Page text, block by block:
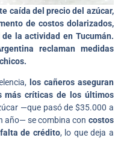
caída del precio del azúcar,
de costos dolarizados,
la actividad en Tucumán.
reclaman medidas
los cañeros aseguran
más críticas de los últimos
—que pasó de $35.000 a
año— se combina con costos
de crédito, lo que deja a